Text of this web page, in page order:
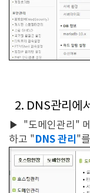
2. DNS관리에
▶ "도메인관리"
하고 " DNS 관리 "